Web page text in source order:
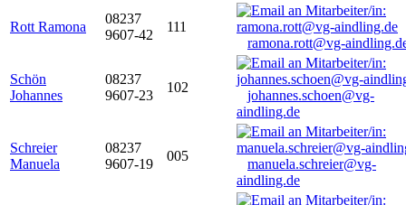
Rott Ramona
08237
9607-42
111
ramona.rott@vg-
Schön
Johannes
08237
9607-23
102
johannes.schoen@vg-
aindling.de
Schreier
Manuela
08237
9607-19
005
manuela.schreier@vg-
aindling.de